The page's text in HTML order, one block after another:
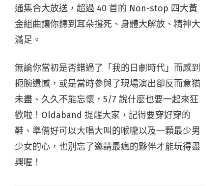
通集合大放送，超過 40 首的 Non-stop 四大黃
金組曲讓你聽到耳朵撐死、身體大解放、精神大
滿足。
無論你當初是否錯過了「我的日劇時代」而感到
扼腕遺憾，或是當時參與了現場演出卻反而意猶
未盡、久久不能忘懷，5/7 說什麼也要一起來狂
歡啦！Oldaband 提醒大家，記得要穿好穿的
鞋、準備好可以大唱大叫的喉嚨以及一顆最少男
少女的心，也別忘了邀請最瘋的夥伴才能玩得盡
興喔！